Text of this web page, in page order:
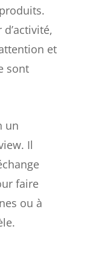
et
sont
un
Il
faire
ou à